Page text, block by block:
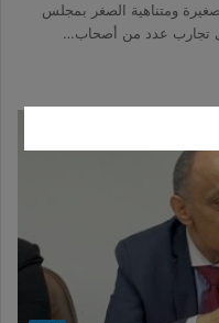
ومتناهية الصغر بمجلس
تجارب عدد من أصحاب…